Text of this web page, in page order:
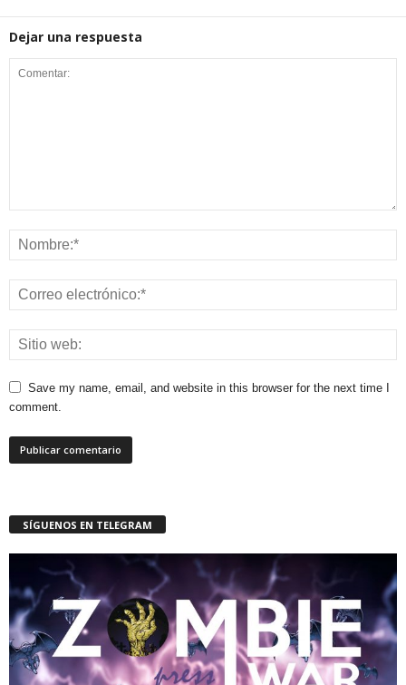
Dejar una respuesta
Save my name, email, and website in this browser for the next time I
comment.
SÍGUENOS EN TELEGRAM